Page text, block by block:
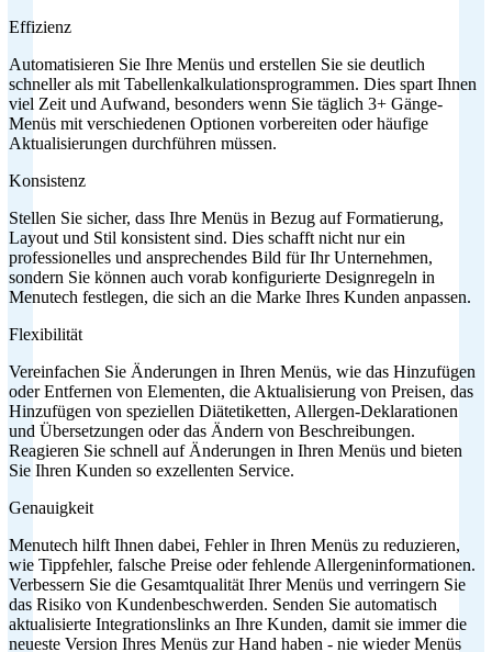
Effizienz
Automatisieren Sie Ihre Menüs und erstellen Sie sie deutlich
schneller als mit Tabellenkalkulationsprogrammen. Dies spart Ihnen
viel Zeit und Aufwand, besonders wenn Sie täglich 3+ Gänge-
Menüs mit verschiedenen Optionen vorbereiten oder häufige
Aktualisierungen durchführen müssen.
Konsistenz
Stellen Sie sicher, dass Ihre Menüs in Bezug auf Formatierung,
Layout und Stil konsistent sind. Dies schafft nicht nur ein
professionelles und ansprechendes Bild für Ihr Unternehmen,
sondern Sie können auch vorab konfigurierte Designregeln in
Menutech festlegen, die sich an die Marke Ihres Kunden anpassen.
Flexibilität
Vereinfachen Sie Änderungen in Ihren Menüs, wie das Hinzufügen
oder Entfernen von Elementen, die Aktualisierung von Preisen, das
Hinzufügen von speziellen Diätetiketten, Allergen-Deklarationen
und Übersetzungen oder das Ändern von Beschreibungen.
Reagieren Sie schnell auf Änderungen in Ihren Menüs und bieten
Sie Ihren Kunden so exzellenten Service.
Genauigkeit
Menutech hilft Ihnen dabei, Fehler in Ihren Menüs zu reduzieren,
wie Tippfehler, falsche Preise oder fehlende Allergeninformationen.
Verbessern Sie die Gesamtqualität Ihrer Menüs und verringern Sie
das Risiko von Kundenbeschwerden. Senden Sie automatisch
aktualisierte Integrationslinks an Ihre Kunden, damit sie immer die
neueste Version Ihres Menüs zur Hand haben - nie wieder Menüs